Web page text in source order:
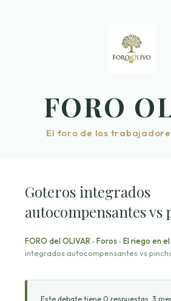
FORO
El foro de los
Goteros integrados
autocompensantes vs
FORO del OLIVAR › Foros › El riego en
integrados autocompensantes vs
Este debate tiene 0 respuestas, 3